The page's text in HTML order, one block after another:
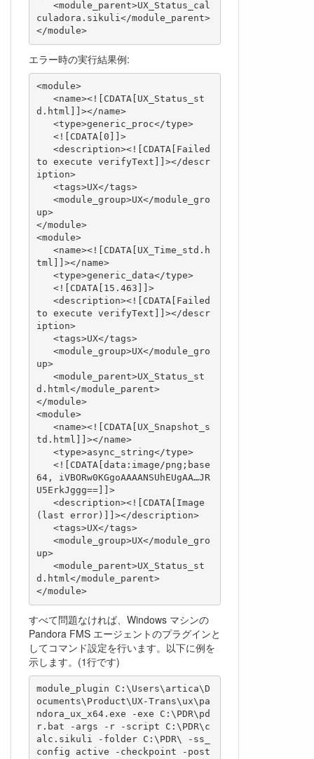
culadora.sikuli</module_parent>
</module>
エラー時の実行結果例:
<module>
d.html]]></name>
to execute verifyText]]></descr
iption>
up>
</module>
<module>
tml]]></name>
to execute verifyText]]></descr
iption>
up>
d.html</module_parent>
</module>
<module>
td.html]]></name>
64, iVBORw0KGgoAAAANSUhEUgAA…JR
U5ErkJggg==]]>
(last error)]]></description>
up>
d.html</module_parent>
</module>
すべて問題なければ、Windows マシンの
Pandora FMS エージェントのプラグインと
してコマンド設定を行います。以下に例を
示します。(1行です)
module_plugin C:\Users\artica\D
ocuments\Product\UX-Trans\ux\pa
ndora_ux_x64.exe -exe C:\PDR\pd
r.bat -args -r -script C:\PDR\c
alc.sikuli -folder C:\PDR\ -ss_
config active -checkpoint -post